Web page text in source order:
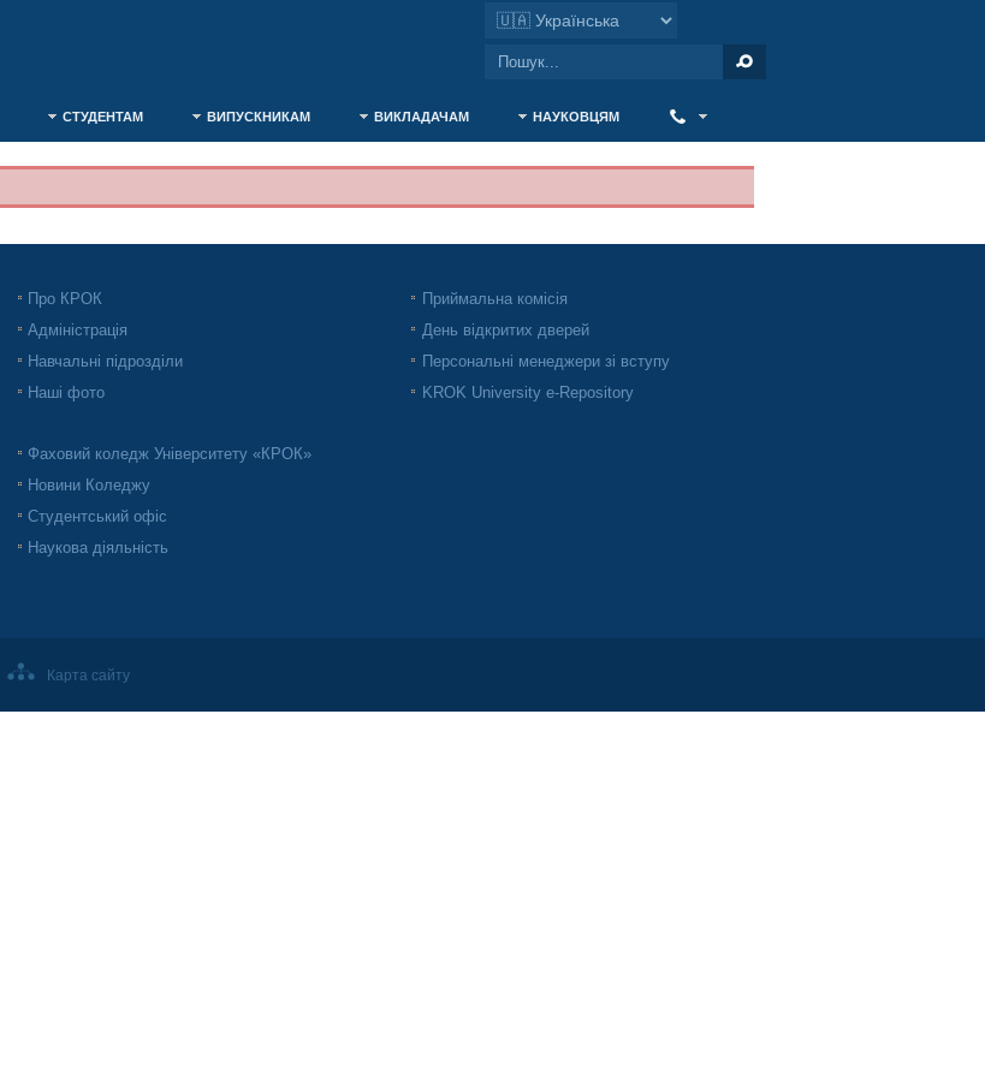
СТУДЕНТАМ ВИПУСКНИКАМ ВИКЛАДАЧАМ НАУКОВЦЯМ
Про КРОК
Адміністрація
Навчальні підрозділи
Наші фото
Фаховий коледж Університету «КРОК»
Новини Коледжу
Студентський офіс
Наукова діяльність
Приймальна комісія
День відкритих дверей
Персональні менеджери зі вступу
KROK University e-Repository
Карта сайту